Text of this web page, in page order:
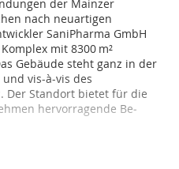
der Mainzer
nach neuartigen
SaniPharma GmbH
mit 8300 m²
Ge­bäude steht ganz in der
vis-à-vis des
Der Standort bietet für die
hervorragende Be­